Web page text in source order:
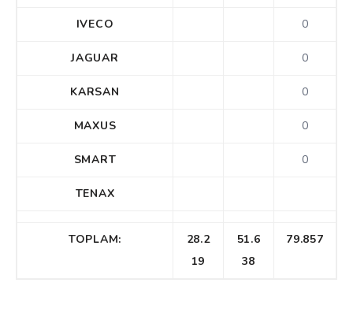
IVECO 0
JAGUAR 0
KARSAN 0
MAXUS 0
SMART 0
TENAX
TOPLAM:
28.2
19
51.6
38
79.857